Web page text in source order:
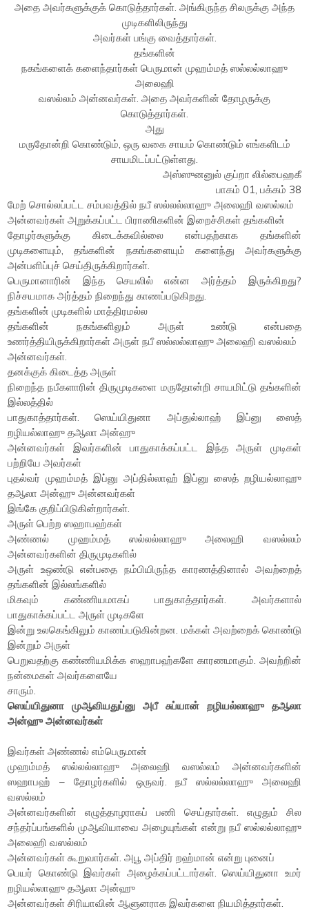
அதை அவர்களுக்குக் கொடுத்தார்கள். அங்கிருந்த சிலருக்கு அந்த
முடிகளிலிருந்து
அவர்கள் பங்கு வைத்தார்கள்.
தங்களின்
நகங்களைக் களைந்தார்கள் பெருமான் முஹம்மத் ஸல்லல்லாஹு
அலைஹி
வஸல்லம் அன்னவர்கள். அதை அவர்களின் தோழருக்கு
கொடுத்தார்கள்.
அது
மருதோன்றி கொண்டும், ஒரு வகை சாயம் கொண்டும் எங்களிடம்
சாயமிடப்பட்டுள்ளது.
அஸ்ஸுனனுல் குப்றா லில்பைஹகீ
பாகம் 01, பக்கம் 38
மேற் சொல்லப்பட்ட சம்பவத்தில் நபீ ஸல்லல்லாஹு அலைஹி வஸல்லம்
அன்னவர்கள் அறுக்கப்பட்ட பிராணிகளின் இறைச்சிகள் தங்களின்
தோழர்களுக்கு கிடைக்கவில்லை என்பதற்காக தங்களின்
முடிகளையும், தங்களின் நகங்களையும் களைந்து அவர்களுக்கு
அன்பளிப்புச் செய்திருக்கிறார்கள்.
பெருமானாரின் இந்த செயலில் என்ன அர்த்தம் இருக்கிறது?
நிச்சயமாக அர்த்தம் நிறைந்து காணப்படுகிறது.
தங்களின் முடிகளில் மாத்திரமல்ல
தங்களின் நகங்களிலும் அருள் உண்டு என்பதை
உணர்த்தியிருக்கிறார்கள் அருள் நபீ ஸல்லல்லாஹு அலைஹி வஸல்லம்
அன்னவர்கள்.
தனக்குக் கிடைத்த அருள்
நிறைந்த நபீகளாரின் திருமுடிகளை மருதோன்றி சாயமிட்டு தங்களின்
இல்லத்தில்
பாதுகாத்தார்கள். ஸெய்யிதுனா அப்துல்லாஹ் இப்னு ஸைத்
றழியல்லாஹு தஆலா அன்ஹு
அன்னவர்கள் இவர்களின் பாதுகாக்கப்பட்ட இந்த அருள் முடிகள்
பற்றியே அவர்கள்
புதல்வர் முஹம்மத் இப்னு அப்தில்லாஹ் இப்னு ஸைத் றழியல்லாஹு
தஆலா அன்ஹு அன்னவர்கள்
இங்கே குறிப்பிடுகின்றார்கள்.
அருள் பெற்ற ஸஹாபஹ்கள்
அண்ணல் முஹம்மத் ஸல்லல்லாஹு அலைஹி வஸல்லம்
அன்னவர்களின் திருமுடிகளில்
அருள் உஒண்டு என்பதை நம்பியிருந்த காரணத்தினால் அவற்றைத்
தங்களின் இல்லங்களில்
மிகவும் கண்ணியமாகப் பாதுகாத்தார்கள். அவர்களால்
பாதுகாக்கப்பட்ட அருள் முடிகளே
இன்று உலகெங்கிலும் காணப்படுகின்றன. மக்கள் அவற்றைக் கொண்டு
இன்றும் அருள்
பெறுவதற்கு கண்ணியமிக்க ஸஹாபஹ்களே காரணமாகும். அவற்றின்
நன்மைகள் அவர்களையே
சாரும்.
ஸெய்யிதுனா முஆவியதுப்னு அபீ சுப்யான் றழியல்லாஹு தஆலா
அன்ஹு அன்னவர்கள்
இவர்கள் அண்ணல் எம்பெருமான்
முஹம்மத் ஸல்லல்லாஹு அலைஹி வஸல்லம் அன்னவர்களின்
ஸஹாபஹ் – தோழர்களில் ஒருவர். நபீ ஸல்லல்லாஹு அலைஹி
வஸல்லம்
அன்னவர்களின் எழுத்தாழராகப் பணி செய்தார்கள். எழுதும் சில
சந்தர்ப்பங்களில் முஆவியாவை அழையுங்கள் என்று நபீ ஸல்லல்லாஹு
அலைஹி வஸல்லம்
அன்னவர்கள் கூறுவார்கள். அபூ அப்திர் றஹ்மான் என்று புனைப்
பெயர் கொண்டு இவர்கள் அழைக்கப்பட்டார்கள். ஸெய்யிதுனா உமர்
றழியல்லாஹு தஆலா அன்ஹு
அன்னவர்கள் சிரியாவின் ஆளுனராக இவர்களை நியமித்தார்கள்.